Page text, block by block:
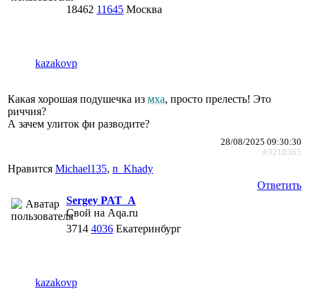
18462 11645 Москва
kazakovp
Какая хорошая подушечка из мха, просто прелесть! Это
риччия?
А зачем улиток фи разводите?
28/08/2025 09:30:30
#3218365
Нравится Michael135, n_Khady
Ответить
Sergey PAT_A
Свой на Aqa.ru
3714 4036 Екатеринбург
kazakovp